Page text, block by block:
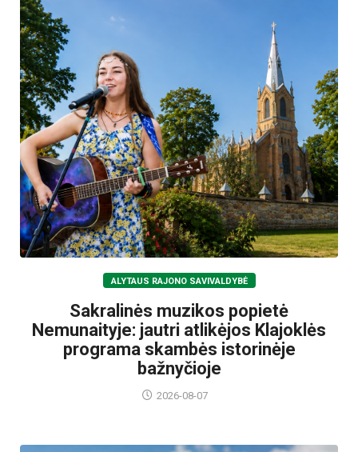
ALYTAUS RAJONO SAVIVALDYBĖ
Sakralinės muzikos popietė
Nemunaityje: jautri atlikėjos Klajoklės
programa skambės istorinėje
bažnyčioje
2026-08-07